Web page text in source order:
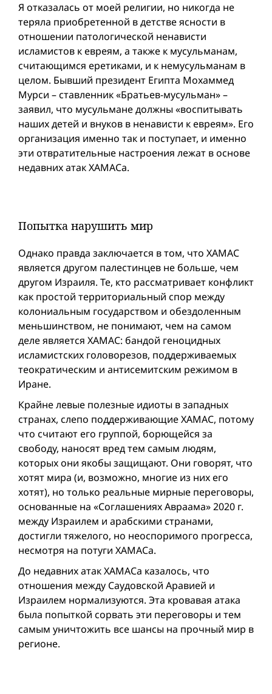
Я отказалась от моей религии, но никогда не
теряла приобретенной в детстве ясности в
отношении патологической ненависти
исламистов к евреям, а также к мусульманам,
считающимся еретиками, и к немусульманам в
целом. Бывший президент Египта Мохаммед
Мурси – ставленник «Братьев-мусульман» –
заявил, что мусульмане должны «воспитывать
наших детей и внуков в ненависти к евреям». Его
организация именно так и поступает, и именно
эти отвратительные настроения лежат в основе
недавних атак ХАМАСa.
Попытка нарушить мир
Однако правда заключается в том, что ХАМАС
является другом палестинцев не больше, чем
другом Израиля. Те, кто рассматривает конфликт
как простой территориальный спор между
колониальным государством и обездоленным
меньшинством, не понимают, чем на самом
деле является ХАМАС: бандой геноцидных
исламистских головорезов, поддерживаемых
теократическим и антисемитским режимом в
Иране.
Крайне левые полезные идиоты в западных
странах, слепо поддерживающие ХАМАС, потому
что считают его группой, борющейся за
свободу, наносят вред тем самым людям,
которых они якобы защищают. Они говорят, что
хотят мира (и, возможно, многие из них его
хотят), но только реальные мирные переговоры,
основанные на «Соглашениях Авраама» 2020 г.
между Израилем и арабскими странами,
достигли тяжелого, но неоспоримого прогресса,
несмотря на потуги ХАМАСa.
До недавних атак ХАМАСа казалось, что
отношения между Саудовской Аравией и
Израилем нормализуются. Эта кровавая атака
была попыткой сорвать эти переговоры и тем
самым уничтожить все шансы на прочный мир в
регионе.